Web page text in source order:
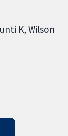
K Wilson